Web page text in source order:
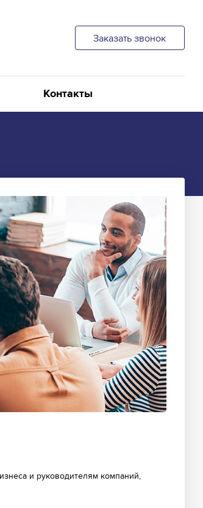
Заказать звонок
Контакты
и руководителям компаний,